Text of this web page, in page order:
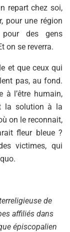
repart chez soi,
pour une région
pour des gens
on se reverra.
et que ceux qui
pas, au fond.
à l’être humain,
la solution à la
on le reconnait,
fleur bleue ?
victimes, qui
de
affiliés dans
épiscopalien